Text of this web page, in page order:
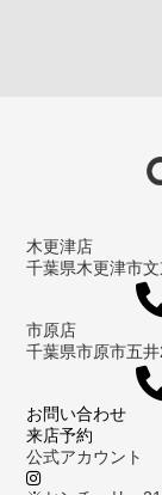
木更津店
千葉県木更津市
市原店
千葉県市原市五
お問い合わせ
来店予約
公式アカウント